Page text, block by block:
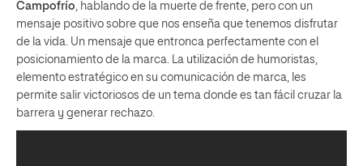
Campofrío, hablando de la muerte de frente, pero con un
mensaje positivo sobre que nos enseña que tenemos disfrutar
de la vida. Un mensaje que entronca perfectamente con el
posicionamiento de la marca. La utilización de humoristas,
elemento estratégico en su comunicación de marca, les
permite salir victoriosos de un tema donde es tan fácil cruzar la
barrera y generar rechazo.